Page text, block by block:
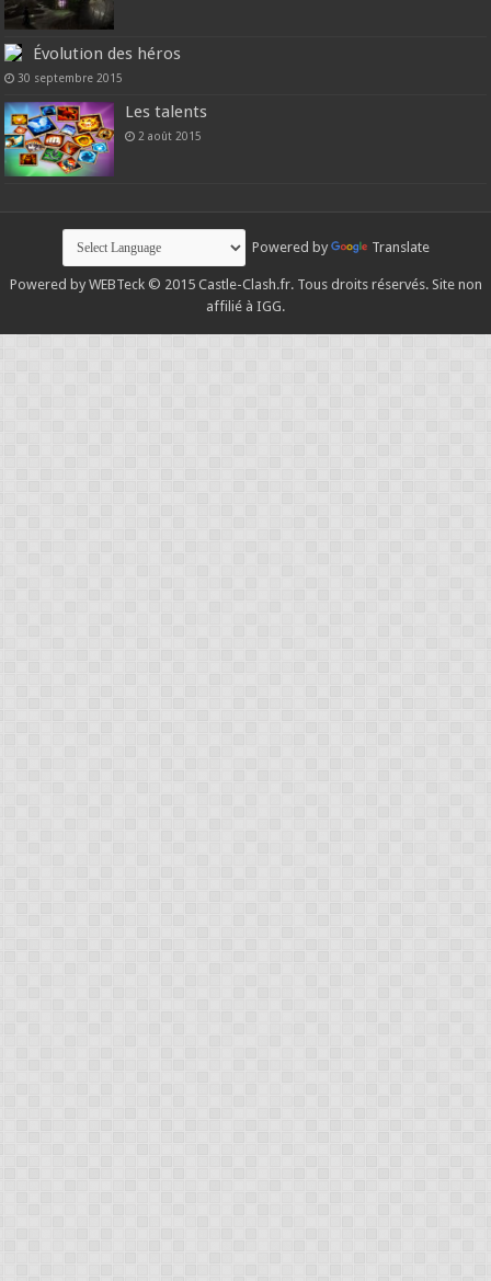
Évolution des héros
30 septembre 2015
Les talents
2 août 2015
Powered by Translate
Powered by WEBTeck© 2015 Castle-Clash.fr. Tous droits réservés. Site non
affilié à IGG.